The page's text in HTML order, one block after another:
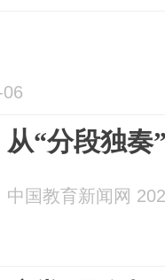
从“分段独奏
中国教育新闻网